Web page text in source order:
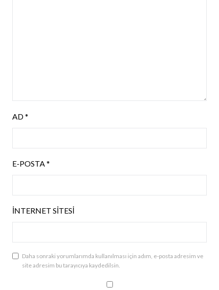
AD*
E-POSTA*
İNTERNET SITESI
Daha sonraki yorumlarımda kullanılması için adım, e-posta adresim ve
site adresim bu tarayıcıya kaydedilsin.